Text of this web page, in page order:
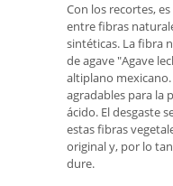
Con los recortes,
entre fibras
sintéticas. La fibra
de agave "Agave
altiplano
agradables para la
ácido. El desgaste
estas fibras
original y, por lo
dure.